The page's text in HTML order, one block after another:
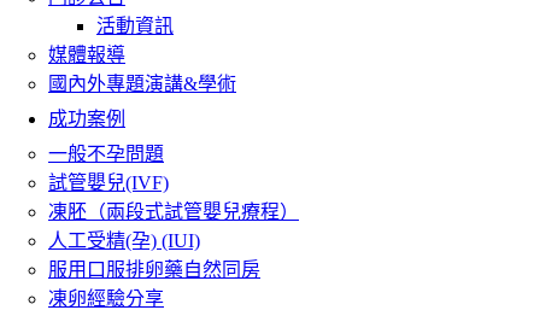
活動資訊
媒體報導
國內外專題演講&學術
成功案例
一般不孕問題
試管嬰兒(IVF)
凍胚（兩段式試管嬰兒療程）
人工受精(孕) (IUI)
服用口服排卵藥自然同房
凍卵經驗分享